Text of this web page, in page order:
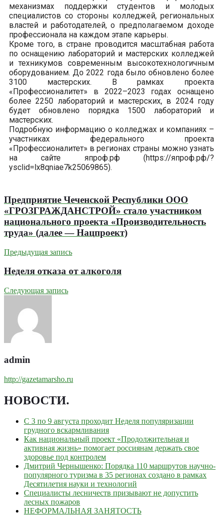
механизмах поддержки студентов и молодых
специалистов со стороны колледжей, региональных
властей и работодателей, о предполагаемом доходе
профессионала на каждом этапе карьеры.
Кроме того, в стране проводится масштабная работа
по оснащению лабораторий и мастерских колледжей
и техникумов современным высокотехнологичным
оборудованием. До 2022 года было обновлено более
3100 мастерских. В рамках проекта
«Профессионалитет» в 2022–2023 годах оснащено
более 2250 лабораторий и мастерских, в 2024 году
будет обновлено порядка 1500 лабораторий и
мастерских.
Подробную информацию о колледжах и компаниях –
участниках федерального проекта
«Профессионалитет» в регионах страны можно узнать
на сайте япроф.рф (https://япроф.рф/?
ysclid=lx8qniae7k25069865).
Предприятие Чеченской Республики ООО
«ГРОЗГРАЖДАНСТРОЙ» стало участником
национального проекта «Производительность
труда» (далее — Нацпроект)
Предыдущая запись
Неделя отказа от алкоголя
Следующая запись
admin
http://gazetamarsho.ru
НОВОСТИ.
С 3 по 9 августа проходит Неделя популяризации
грудного вскармливания
Как национальный проект «Продолжительная и
активная жизнь» помогает россиянам держать свое
здоровье под контролем
Дмитрий Чернышенко: Порядка 110 маршрутов научно-
популярного туризма в 35 регионах создано в рамках
Десятилетия науки и технологий
Специалисты лесничеств призывают не допустить
лесных пожаров
НЕФОРМАЛЬНАЯ ЗАНЯТОСТЬ